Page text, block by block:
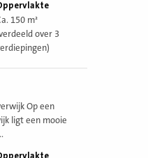
150 m²
over 3
Op een
ligt een mooie